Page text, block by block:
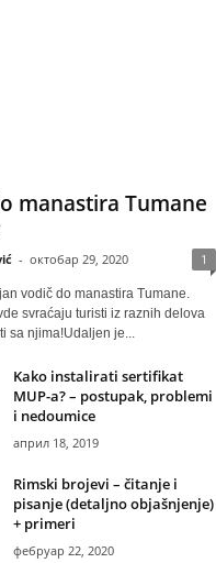
manastira Tumane
- октобар 29, 2020 1
vodič do manastira Tumane.
svraćaju turisti iz raznih delova
sa njima!Udaljen je...
Kako instalirati sertifikat
MUP-a? – postupak, problemi
i nedoumice
април 18, 2019
Rimski brojevi – čitanje i
pisanje (detaljno objašnjenje)
+ primeri
фебруар 22, 2020